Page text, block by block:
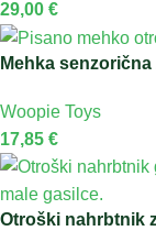
29,00 €
Mehka
Woopie Toys
17,85 €
Otroški nahrbtnik